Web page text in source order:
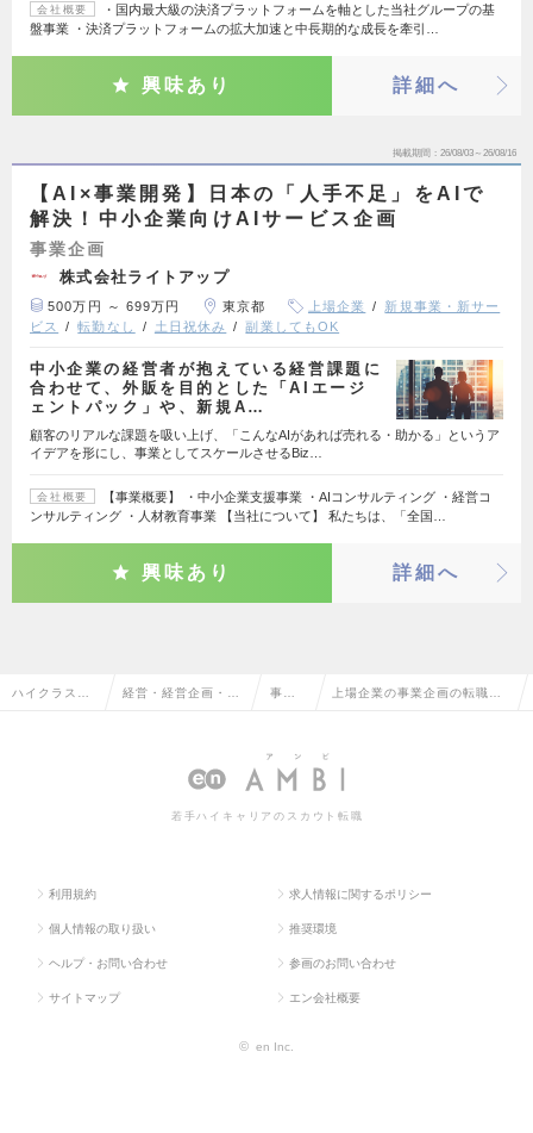
会社概要
・国内最大級の決済プラットフォームを軸とした当社グループの基
盤事業 ・決済プラットフォームの拡大加速と中長期的な成長を牽引…
興味あり 詳細へ
掲載期間 26/08/03～26/08/16
【AI×事業開発】日本の「人手不足」をAIで
解決！中小企業向けAIサービス企画
事業企画
株式会社ライトアップ
500万円 ～ 699万円 東京都 上場企業
新規事業・新サー
ビス
転勤なし 土日祝休み 副業してもOK
中小企業の経営者が抱えている経営課題に
合わせて、外販を目的とした「AIエージ
ェントパック」や、新規A…
顧客のリアルな課題を吸い上げ、「こんなAIがあれば売れる・助かる」というア
イデアを形にし、事業としてスケールさせるBiz…
会社概要
【事業概要】 ・中小企業支援事業 ・AIコンサルティング ・経営コ
ンサルティング ・人材教育事業 【当社について】 私たちは、「全国…
興味あり 詳細へ
ハイクラス求 経営・経営企画・事 事業 上場企業の事業企画の転職・
若手ハイキャリアのスカウト転職
利用規約 求人情報に関するポリシー
個人情報の取り扱い 推奨環境
ヘルプ・お問い合わせ 参画のお問い合わせ
サイトマップ エン会社概要
© en Inc.